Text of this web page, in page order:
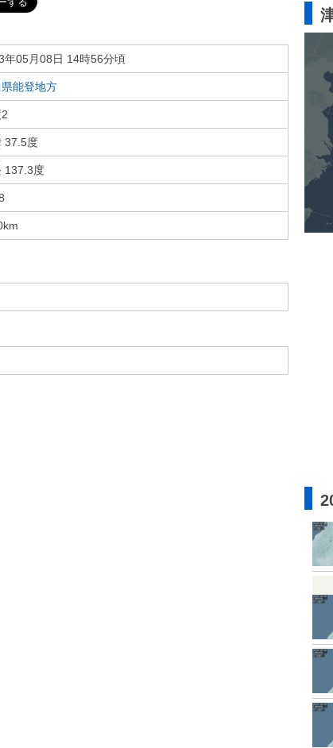
年05月08日 14時56分頃
能登地方
37.5度
137.3度